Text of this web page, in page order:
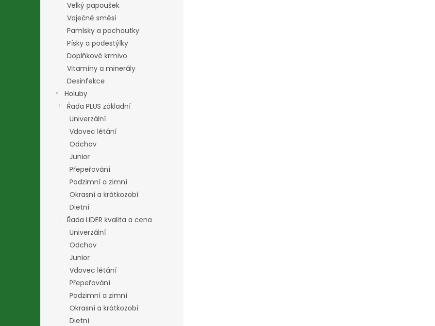
Velký papoušek
Vaječné směsi
Pamlsky a pochoutky
Písky a podestýlky
Doplňkové krmivo
Vitamíny a minerály
Desinfekce
Holuby
Řada PLUS základní
Univerzální
Vdovec létání
Odchov
Junior
Přepeřování
Podzimní a zimní
Okrasní a krátkozobí
Dietní
Řada LIDER kvalita a cena
Univerzální
Odchov
Junior
Vdovec létání
Přepeřování
Podzimní a zimní
Okrasní a krátkozobí
Dietní